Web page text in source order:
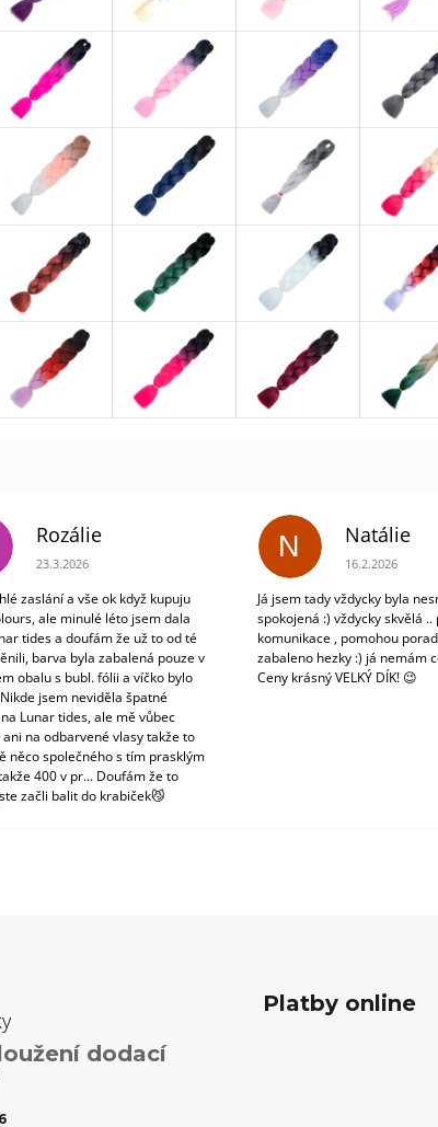
Rozálie
Hodnocení obchodu je 3 z 5 hvězdiček.
23.3.2026
zaslání a vše ok když kupuju
ale minulé léto jsem dala
tides a doufám že už to od té
barva byla zabalená pouze v
obalu s bubl. fólii a víčko bylo
jsem neviděla špatné
Lunar tides, ale mě vůbec
na odbarvené vlasy takže to
něco společného s tím prasklým
400 v pr... Doufám že to
začli balit do krabiček😼
N Natálie
Hodnocení
16.2.2026
Já jsem tady vždycky byla
spokojená :) vždycky skvělá
komunikace , pomohou
zabaleno hezky :) já nemám
Ceny krásný VELKÝ DÍK! 😉
dodací
Platby online